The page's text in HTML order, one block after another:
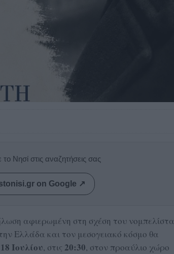
Νησί στις αναζητήσεις σας
on Google ↗
αφιερωμένη στη σχέση του νομπελίστα
Ελλάδα και τον μεσογειακό κόσμο θα
Ιουλίου, στις 20:30, στον προαύλιο χώρο